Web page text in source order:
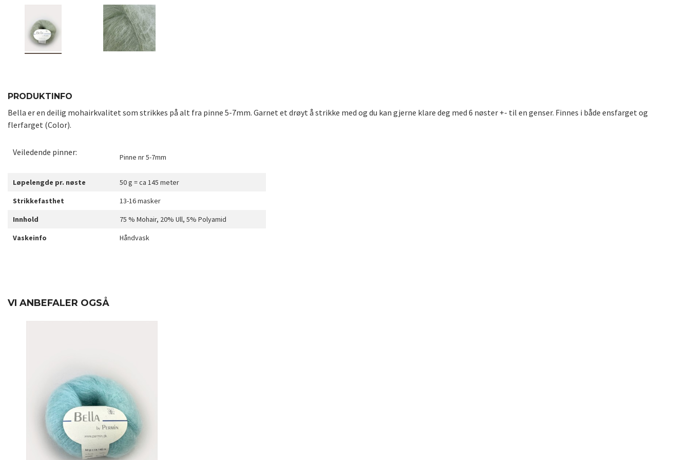
PRODUKTINFO
Bella er en deilig mohairkvalitet som strikkes på alt fra pinne 5-7mm. Garnet et drøyt å strikke med og du kan gjerne klare deg med 6 nøster +- til en genser. Finnes i både ensfarget og
flerfarget (Color).
Veiledende pinner: Pinne nr 5-7mm
Løpelengde pr. nøste
50 g = ca 145 meter
Strikkefasthet
13-16 masker
Innhold
75 % Mohair, 20% Ull, 5% Polyamid
Vaskeinfo
Håndvask
VI ANBEFALER OGSÅ